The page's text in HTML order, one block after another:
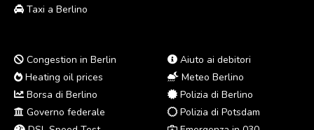
Taxi a Berlino
Congestion in Berlin
Heating oil prices
Borsa di Berlino
Governo federale
Aiuto ai debitori
Meteo Berlino
Polizia di Berlino
Polizia di Potsdam